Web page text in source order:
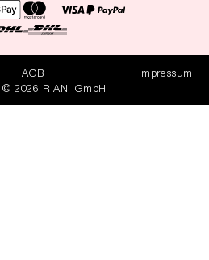
AGB
Impressum
2026 RIANI GmbH